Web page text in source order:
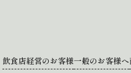
飲食店経営のお客様一般のお客様へ